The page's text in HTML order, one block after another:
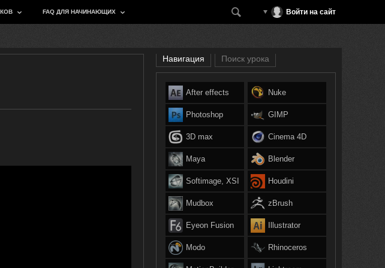
FAQ ДЛЯ НАЧИНАЮЩИХ Войти на сайт
Навигация Поиск урока
After effects
Photoshop
3D max
Maya
Softimage, XSI
Mudbox
Eyeon Fusion
Modo
Nuke
GIMP
Cinema 4D
Blender
Houdini
zBrush
Illustrator
Rhinoceros